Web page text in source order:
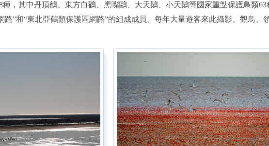
，其中丹頂鶴、東方白鸛、黑嘴鷗、大天鵝、小天鵝等國家重點保護鳥類63
路”和“東北亞鶴類保護區網路”的組成成員。每年大量遊客來此攝影、觀鳥、